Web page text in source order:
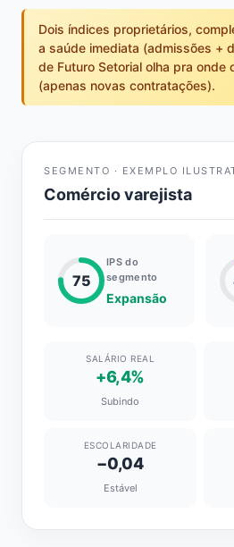
Dois índices proprietários,
a saúde imediata (admissões +
de Futuro Setorial olha pra onde
(apenas novas contratações).
SEGMENTO · EXEMPLO
Comércio varejista
75
IPS do
segmento
Expansão
SALÁRIO REAL
+6,4%
Subindo
ESCOLARIDADE
−0,04
Estável